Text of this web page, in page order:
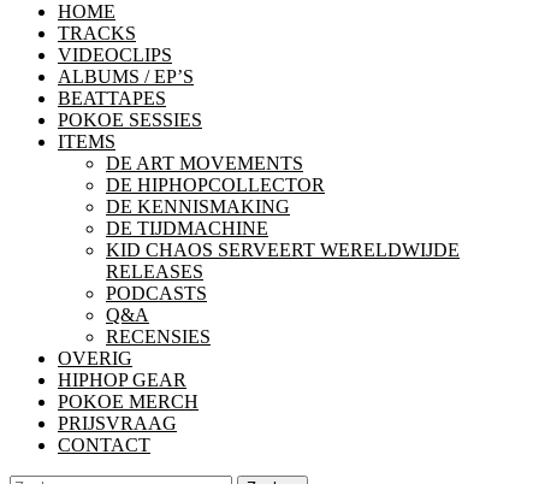
HOME
TRACKS
VIDEOCLIPS
ALBUMS / EP’S
BEATTAPES
POKOE SESSIES
ITEMS
DE ART MOVEMENTS
DE HIPHOPCOLLECTOR
DE KENNISMAKING
DE TIJDMACHINE
KID CHAOS SERVEERT WERELDWIJDE
RELEASES
PODCASTS
Q&A
RECENSIES
OVERIG
HIPHOP GEAR
POKOE MERCH
PRIJSVRAAG
CONTACT